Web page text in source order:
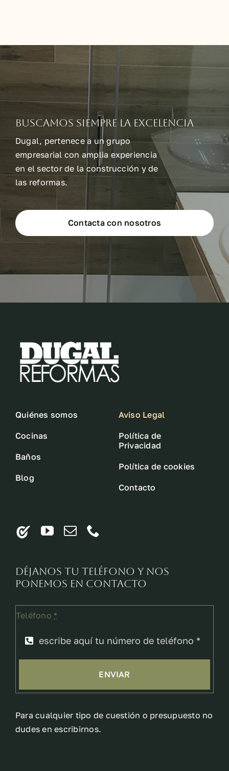
Buscamos siempre la excelencia
Dugal, pertenece a un grupo
empresarial con amplia experiencia
en el sector de la construcción y de
las reformas.
Contacta con nosotros
Quiénes somos
Cocinas
Baños
Blog
Aviso Legal
Política de
Privacidad
Política de cookies
Contacto
Déjanos tu teléfono y nos
ponemos en contacto
Teléfono *
ENVIAR
Para cualquier tipo de cuestión o presupuesto no
dudes en escribirnos.